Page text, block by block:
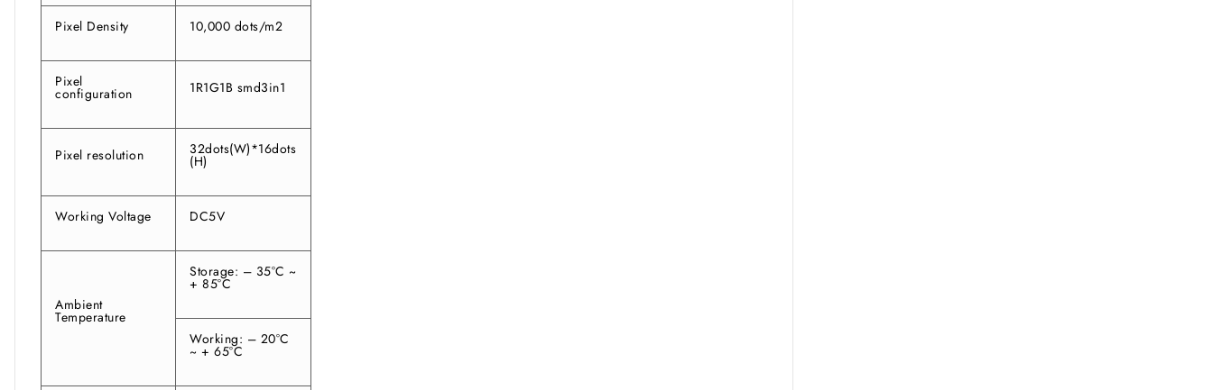
Pixel Density 10,000 dots/m2
Pixel
configuration 1R1G1B smd3in1
Pixel resolution 32dots(W)*16dots
(H)
Working Voltage DC5V
Ambient
Temperature
Storage: – 35°C ~
+ 85°C
Working: – 20°C
~ + 65°C